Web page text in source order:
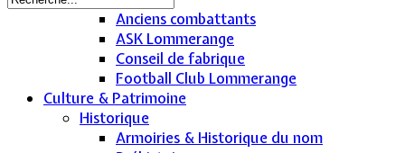
Anciens combattants
ASK Lommerange
Conseil de fabrique
Football Club Lommerange
Culture & Patrimoine
Historique
Armoiries & Historique du nom